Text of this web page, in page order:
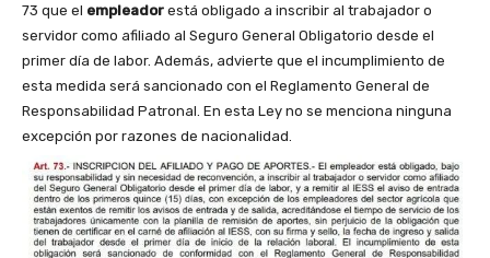
73 que el empleador está obligado a inscribir al trabajador o
servidor como afiliado al Seguro General Obligatorio desde el
primer día de labor. Además, advierte que el incumplimiento de
esta medida será sancionado con el Reglamento General de
Responsabilidad Patronal. En esta Ley no se menciona ninguna
excepción por razones de nacionalidad.